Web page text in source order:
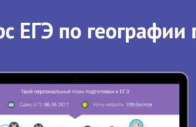
ЕГЭ по географии